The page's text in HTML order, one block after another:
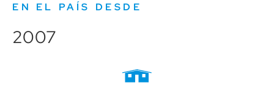
EN EL PAÍS DESDE
2007